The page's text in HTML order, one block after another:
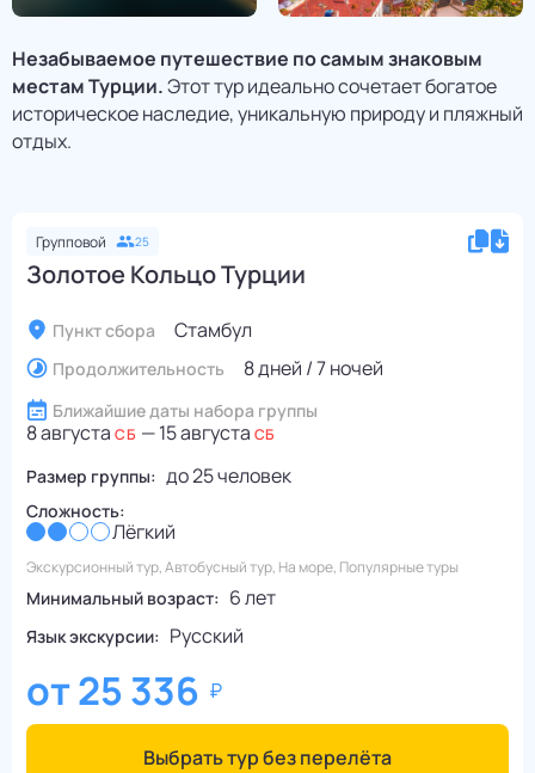
Незабываемое путешествие по самым знаковым
местам Турции.Этот тур идеально сочетает богатое
историческое наследие, уникальную природу и пляжный
отдых.
Групповой 25
Золотое Кольцо Турции
Пункт сбора Стамбул
Продолжительность 8 дней / 7 ночей
Ближайшие даты набора группы
8 августа СБ —15 августа СБ
Размер группы: до25человек
Сложность:
Лёгкий
Экскурсионный тур, Автобусный тур, На море, Популярные туры
Минимальный возраст: 6 лет
Язык экскурсии: Русский
от25 336
Выбрать тур без перелёта